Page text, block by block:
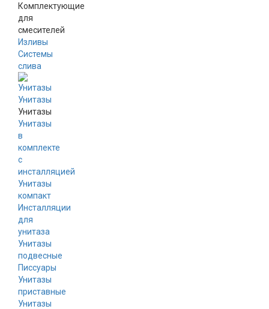
Комплектующие
для
смесителей
Изливы
Системы
слива
Унитазы
Унитазы
Унитазы
в
комплекте
с
инсталляцией
Унитазы
компакт
Инсталляции
для
унитаза
Унитазы
подвесные
Писсуары
Унитазы
приставные
Унитазы